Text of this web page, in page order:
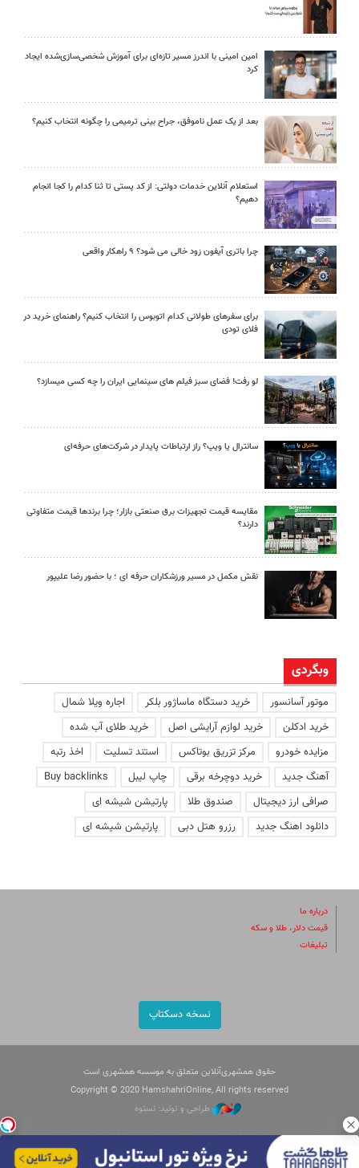
امین امینی با اندرز مسیر تازه‌ای برای آموزش شخصی‌سازی‌شده ایجاد
کرد
بعد از یک عمل ناموفق، جراح بینی ترمیمی را چگونه انتخاب کنیم؟
استعلام آنلاین خدمات دولتی: از کد پستی تا ثنا کدام را کجا انجام
دهیم؟
چرا باتری آیفون زود خالی می شود؟ ۹ راهکار واقعی
برای سفرهای طولانی کدام اتوبوس را انتخاب کنیم؟ راهنمای خرید در
فلای تودی
لو رفت! فضای سبز فیلم های سینمایی ایران را چه کسی میسازد؟
سانترال یا ویپ؟ راز ارتباطات پایدار در شرکت‌های حرفه‌ای
مقایسه قیمت تجهیزات برق صنعتی بازار؛ چرا برندها قیمت متفاوتی
دارند؟
نقش مکمل در مسیر ورزشکاران حرفه ای ؛ با حضور رضا علیپور
وبگردی
موتور آسانسور خرید دستگاه ماساژور بلکر
اجاره ویلا شمال
خرید ادکلن
خرید لوازم آرایشی اصل
خرید طلای آب شده
مزایده خودرو
مرکز تزریق بوتاکس استند تسلیت
اخذ رتبه
آهنگ جدید
خرید دوچرخه برقی چاپ لیبل
Buy backlinks
صرافی ارز دیجیتال
صندوق طلا
پارتیشن شیشه ای
دانلود اهنگ جدید
رزرو هتل دبی پارتیشن شیشه ای
درباره ما
قیمت دلار، طلا و سکه
تبلیغات
نسخه دسکتاپ
حقوق همشهری‌آنلاین متعلق به موسسه همشهری است
Copyright © 2020 HamshahriOnline, All rights reserved
طراحی و تولید: نستوه